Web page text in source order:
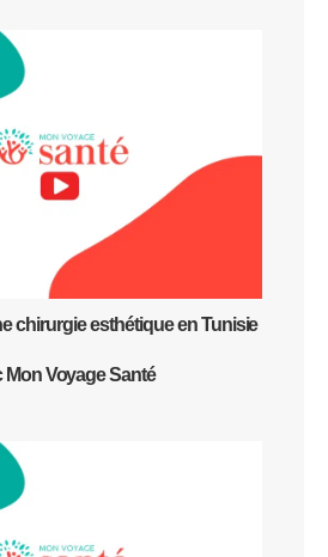
chirurgie esthétique en Tunisie
Mon Voyage Santé